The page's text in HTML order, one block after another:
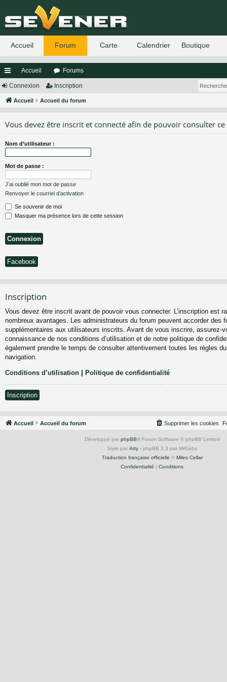
ac
co
s
Accueil Forums
Connexion Inscription
Accueil Accueil du forum
Vous devez être inscrit et connecté afin de pouvoir consulter
Nom d’utilisateur :
Mot de passe :
J’ai oublié mon mot de passe
Renvoyer le courriel d’activation
Se souvenir de moi
Masquer ma présence lors de cette session
Facebook
Inscription
Vous devez être inscrit avant de pouvoir vous connecter. L’inscription est
nombreux avantages. Les administrateurs du forum peuvent accorder des
supplémentaires aux utilisateurs inscrits. Avant de vous inscrire, assurez-
connaissance de nos conditions d’utilisation et de notre politique de
également prendre le temps de consulter attentivement toutes les règles
navigation.
Conditions d’utilisation | Politique de confidentialité
Inscription
Accueil Accueil du forum Supprimer les cookies
Développé par phpBB® Forum Software © phpBB Limited
Style par Arty - phpBB 3.3 par MrGaby
Traduction française officielle © Miles Cellar
Confidentialité | Conditions